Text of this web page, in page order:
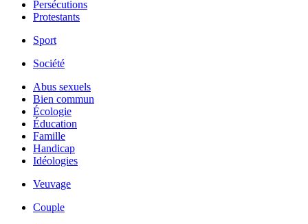
Persécutions
Protestants
Sport
Société
Abus sexuels
Bien commun
Écologie
Éducation
Famille
Handicap
Idéologies
Veuvage
Couple